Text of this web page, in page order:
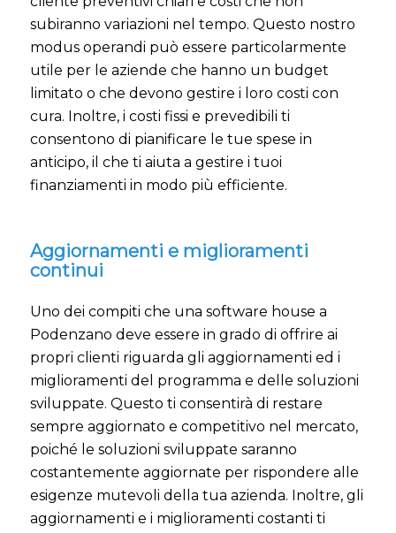
subiranno variazioni nel tempo. Questo nostro
modus operandi può essere particolarmente
utile per le aziende che hanno un budget
limitato o che devono gestire i loro costi con
cura. Inoltre, i costi fissi e prevedibili ti
consentono di pianificare le tue spese in
anticipo, il che ti aiuta a gestire i tuoi
finanziamenti in modo più efficiente.
Aggiornamenti e miglioramenti
continui
Uno dei compiti che una software house a
Podenzano deve essere in grado di offrire ai
propri clienti riguarda gli aggiornamenti ed i
miglioramenti del programma e delle soluzioni
sviluppate. Questo ti consentirà di restare
sempre aggiornato e competitivo nel mercato,
poiché le soluzioni sviluppate saranno
costantemente aggiornate per rispondere alle
esigenze mutevoli della tua azienda. Inoltre, gli
aggiornamenti e i miglioramenti costanti ti